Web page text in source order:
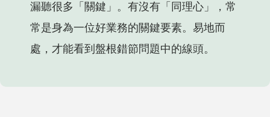
漏聽很多「關鍵」。有沒有「同理心」，常
常是身為一位好業務的關鍵要素。易地而
處，才能看到盤根錯節問題中的線頭。